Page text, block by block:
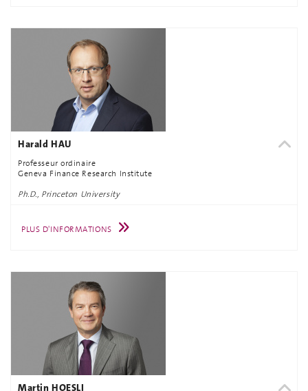
Harald HAU
Professeur ordinaire
Geneva Finance Research Institute
Ph.D., Princeton University
PLUS D'INFORMATIONS
Martin HOESLI